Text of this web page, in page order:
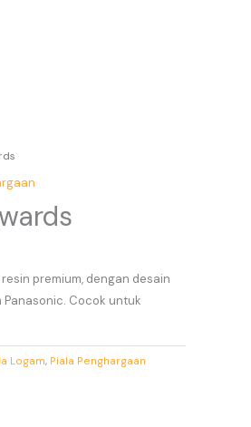
premium, dengan desain
Panasonic. Cocok untuk
Logam, Piala Penghargaan